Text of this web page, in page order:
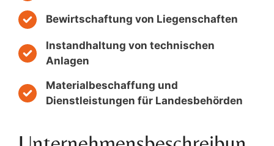
Bewirtschaftung von Liegenschaften
Instandhaltung von technischen
Anlagen
Materialbeschaffung und
Dienstleistungen für Landesbehörden